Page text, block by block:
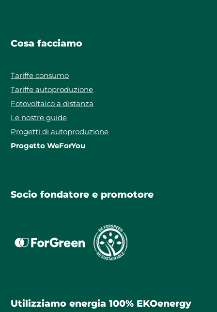
Cosa facciamo
Tariffe consumo
Tariffe autoproduzione
Fotovoltaico a distanza
Le nostre guide
Progetti di autoproduzione
Progetto WeForYou
Socio fondatore e promotore
Utilizziamo energia 100% EKOenergy